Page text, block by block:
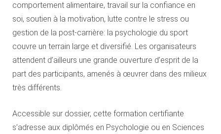
comportement alimentaire, travail sur la confiance en
soi, soutien à la motivation, lutte contre le stress ou
gestion de la post-carrière: la psychologie du sport
couvre un terrain large et diversifié. Les organisateurs
attendent d’ailleurs une grande ouverture d’esprit de la
part des participants, amenés à œuvrer dans des milieux
très différents.
Accessible sur dossier, cette formation certifiante
s’adresse aux diplômés en Psychologie ou en Sciences